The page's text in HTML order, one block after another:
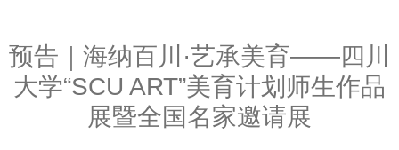
预告｜海纳百川·艺承美育——四川
大学“SCU ART”美育计划师生作品
展暨全国名家邀请展